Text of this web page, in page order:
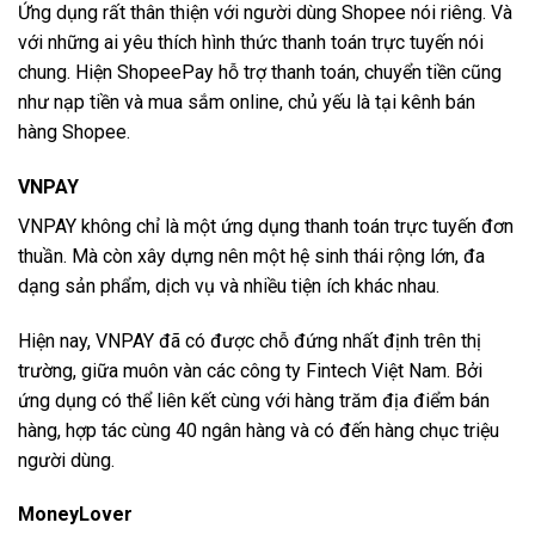
Ứng dụng rất thân thiện với người dùng Shopee nói riêng. Và
với những ai yêu thích hình thức thanh toán trực tuyến nói
chung. Hiện ShopeePay hỗ trợ thanh toán, chuyển tiền cũng
như nạp tiền và mua sắm online, chủ yếu là tại kênh bán
hàng Shopee.
VNPAY
VNPAY không chỉ là một ứng dụng thanh toán trực tuyến đơn
thuần. Mà còn xây dựng nên một hệ sinh thái rộng lớn, đa
dạng sản phẩm, dịch vụ và nhiều tiện ích khác nhau.
Hiện nay, VNPAY đã có được chỗ đứng nhất định trên thị
trường, giữa muôn vàn các công ty Fintech Việt Nam. Bởi
ứng dụng có thể liên kết cùng với hàng trăm địa điểm bán
hàng, hợp tác cùng 40 ngân hàng và có đến hàng chục triệu
người dùng.
MoneyLover